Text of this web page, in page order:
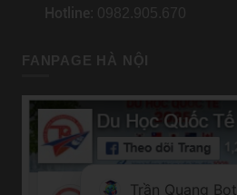
Hotline: 0982.905.670
FANPAGE HÀ NỘI
Trần Quang Bot